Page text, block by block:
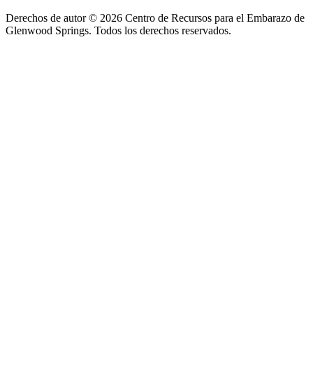
Derechos de autor © 2026 Centro de Recursos para el Embarazo de
Glenwood Springs. Todos los derechos reservados.